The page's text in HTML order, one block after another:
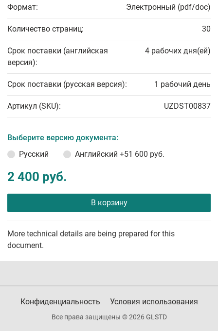
Формат: Электронный (pdf/doc)
Количество страниц: 30
Срок поставки (английская
версия):
4 рабочих дня(ей)
Срок поставки (русская версия): 1 рабочий день
Артикул (SKU): UZDST00837
Выберите версию документа:
Русский
Английский +51 600 руб.
2 400 руб.
В корзину
More technical details are being prepared for this
document.
Конфиденциальность Условия использования
Все права защищены © 2026 GLSTD